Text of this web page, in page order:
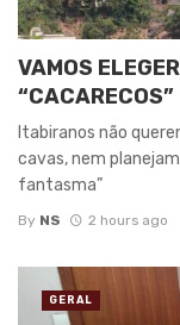
VAMOS
“CACARECOS”
Itabiranos não
cavas, nem
fantasma”
By NS 2 hours ago
GERAL